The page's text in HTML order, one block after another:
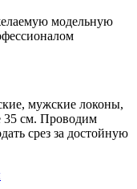
модельную
мужские локоны,
35 см. Проводим
срез за достойную